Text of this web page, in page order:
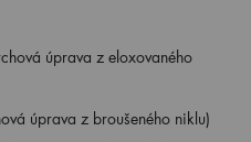
úprava z eloxovaného
úprava z broušeného niklu)